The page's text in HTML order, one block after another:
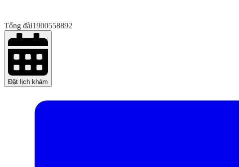
Tổng đài1900558892
Đặt lịch khám